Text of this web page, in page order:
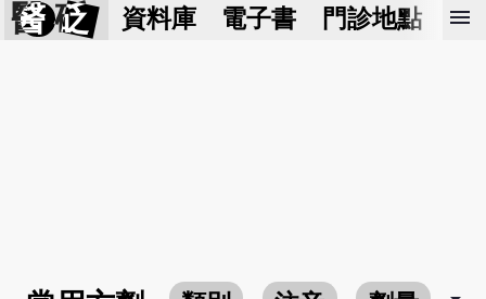
醫 砭 資料庫 電子書 門診地點 預
menu